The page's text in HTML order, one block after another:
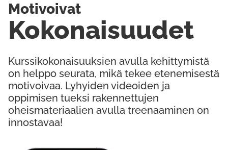
Kurssikokonaisuuksien avulla kehittymistä
on helppo seurata, mikä tekee etenemisestä
motivoivaa. Lyhyiden videoiden ja
oppimisen tueksi rakennettujen
oheismateriaalien avulla treenaaminen on
innostavaa!
Kokonaisuudet
Motivoivat